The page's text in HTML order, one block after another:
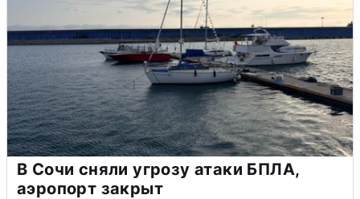
В Сочи сняли угрозу атаки БПЛА,
аэропорт закрыт